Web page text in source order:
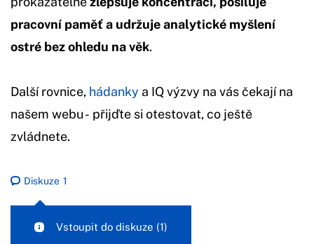
pracovní paměť a udržuje analytické myšlení
ostré bez ohledu na věk.
Další rovnice, hádanky a IQ výzvy na vás čekají na
našem webu - přijďte si otestovat, co ještě
zvládnete.
Diskuze 1
Vstoupit do diskuze (1)